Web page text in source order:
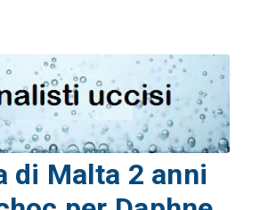
di Malta 2 anni